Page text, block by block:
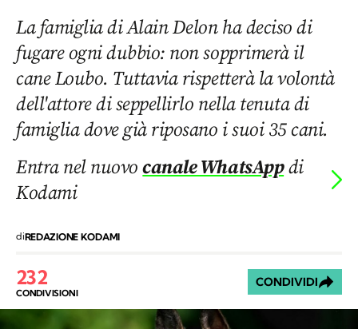
La famiglia di Alain Delon ha deciso di
fugare ogni dubbio: non sopprimerà il
cane Loubo. Tuttavia rispetterà la volontà
dell'attore di seppellirlo nella tenuta di
famiglia dove già riposano i suoi 35 cani.
Entra nel nuovocanale WhatsAppdi
Kodami
diREDAZIONE KODAMI
232
CONDIVISIONI
CONDIVIDI